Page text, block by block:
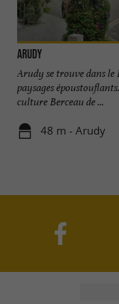
Arudy
Arudy se trouve dans
paysages
culture Berceau de ...
48 m - Arudy